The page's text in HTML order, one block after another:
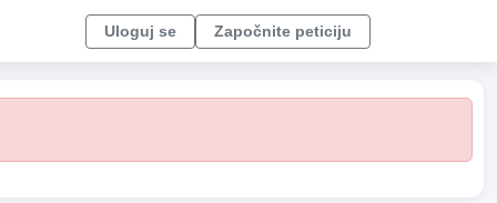
Uloguj se Započnite peticiju